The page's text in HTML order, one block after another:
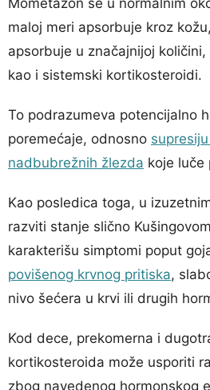
maloj meri apsorbuje kroz
apsorbuje u značajnijoj
kao i sistemski kortikosteroidi.
To podrazumeva potencijalno
poremećaje, odnosno
nadbubrežnih žlezda koje luče
Kao posledica toga, u
razviti stanje slično
karakterišu simptomi poput
povišenog krvnog pritiska,
nivo šećera u krvi ili drugih
Kod dece, prekomerna i
kortikosteroida može usporiti
zbog navedenog hormonskog